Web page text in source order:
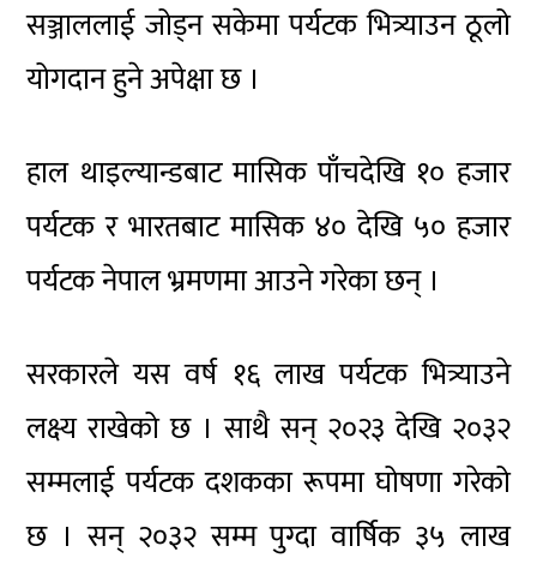
सञ्जाललाई जोड्न सकेमा पर्यटक भित्र्याउन ठूलो
योगदान हुने अपेक्षा छ ।
हाल थाइल्यान्डबाट मासिक पाँचदेखि १० हजार
पर्यटक र भारतबाट मासिक ४० देखि ५० हजार
पर्यटक नेपाल भ्रमणमा आउने गरेका छन् ।
सरकारले यस वर्ष १६ लाख पर्यटक भित्र्याउने
लक्ष्य राखेको छ । साथै सन् २०२३ देखि २०३२
सम्मलाई पर्यटक दशकका रूपमा घोषणा गरेको
छ । सन् २०३२ सम्म पुग्दा वार्षिक ३५ लाख